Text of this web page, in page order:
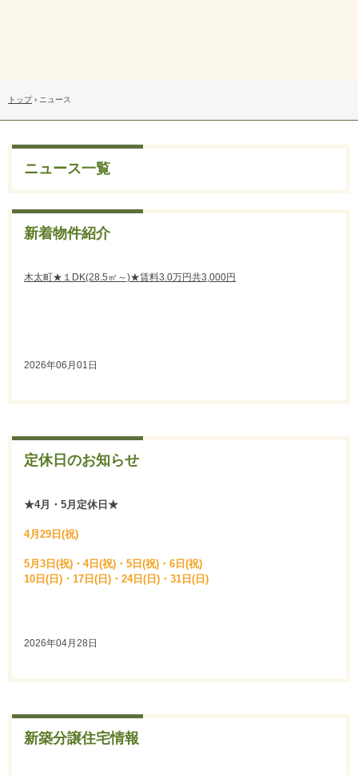
トップ › ニュース
ニュース一覧
新着物件紹介
木太町★１DK(28.5㎡～)★賃料3.0万円共3,000円
2026年06月01日
定休日のお知らせ
★4月・5月定休日★
4月29日(祝)
5月3日(祝)・4日(祝)・5日(祝)・6日(祝)
10日(日)・17日(日)・24日(日)・31日(日)
2026年04月28日
新築分譲住宅情報